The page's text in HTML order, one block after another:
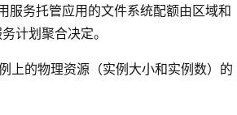
服务托管应用的文件系统配额由区域和
计划聚合决定。
上的物理资源（实例大小和实例数）的